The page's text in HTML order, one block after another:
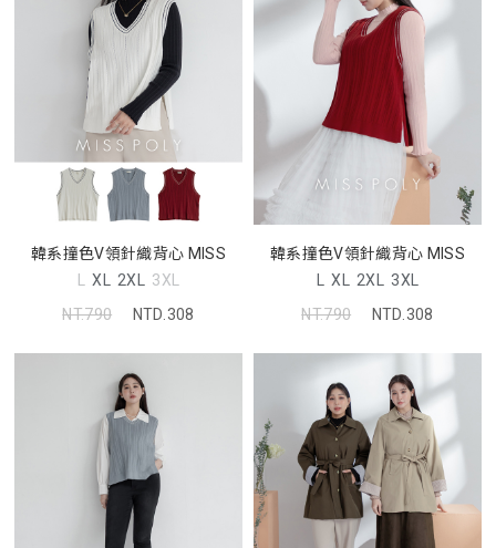
韓系撞色V領針織背心 MISS
L XL 2XL 3XL
NT.790
NTD.308
韓系撞色V領針織背心 MISS
L XL 2XL 3XL
NT.790
NTD.308